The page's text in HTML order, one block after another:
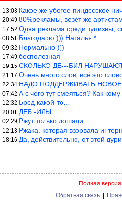
13:03 Какое же убогое пиндосское
20:49 80%рекламы, везёт же
17:52 Одна реклама среди тупизны,
08:51 Благодарю ))) Наталья *
09:32 Нормально )))
17:49 бесполезная
19:15 СКОЛЬКО ДЕ---БИЛ
21:17 Очень много слов, всё это
22:34 НАДО ПОДДЕРЖИВАТЬ НОВОЕ
07:42 А с чего тут смеяться? Как
12:32 Бред какой-то…
20:01 ДЕБ -ИЛЫ
02:29 Ржут только лошади…
12:13 Ржака, которая взорвала интернет?
18:16 Да, действительно, от этой
Полная версия
Обратная связь